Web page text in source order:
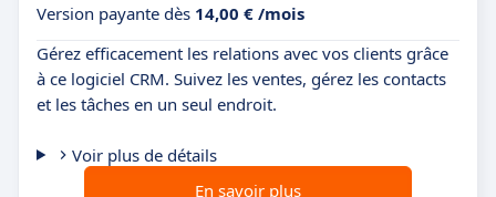
Version payante dès 14,00 € /mois
Gérez efficacement les relations avec vos clients grâce
à ce logiciel CRM. Suivez les ventes, gérez les contacts
et les tâches en un seul endroit.
Voir plus de détails
En savoir plus